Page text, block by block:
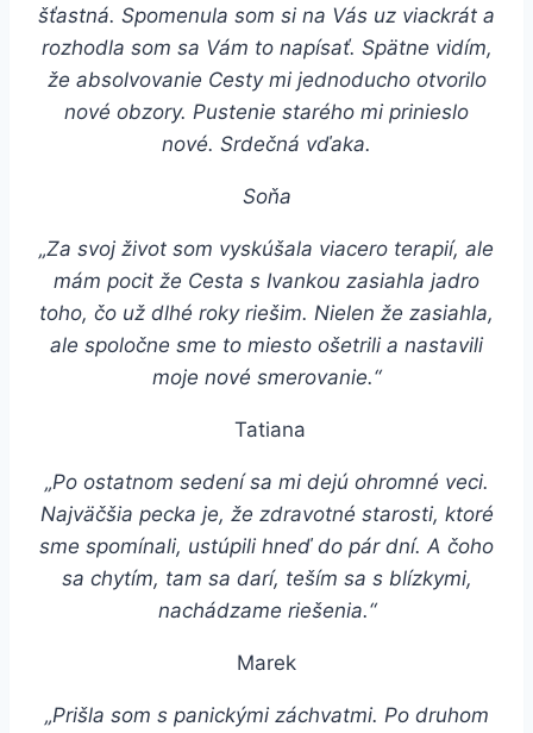
šťastná. Spomenula som si na Vás uz viackrát a
rozhodla som sa Vám to napísať. Spätne vidím,
že absolvovanie Cesty mi jednoducho otvorilo
nové obzory. Pustenie starého mi prinieslo
nové. Srdečná vďaka.
Soňa
„Za svoj život som vyskúšala viacero terapií, ale
mám pocit že Cesta s Ivankou zasiahla jadro
toho, čo už dlhé roky riešim. Nielen že zasiahla,
ale spoločne sme to miesto ošetrili a nastavili
moje nové smerovanie.“
Tatiana
„Po ostatnom sedení sa mi dejú ohromné veci.
Najväčšia pecka je, že zdravotné starosti, ktoré
sme spomínali, ustúpili hneď do pár dní. A čoho
sa chytím, tam sa darí, teším sa s blízkymi,
nachádzame riešenia.“
Marek
„Prišla som s panickými záchvatmi. Po druhom